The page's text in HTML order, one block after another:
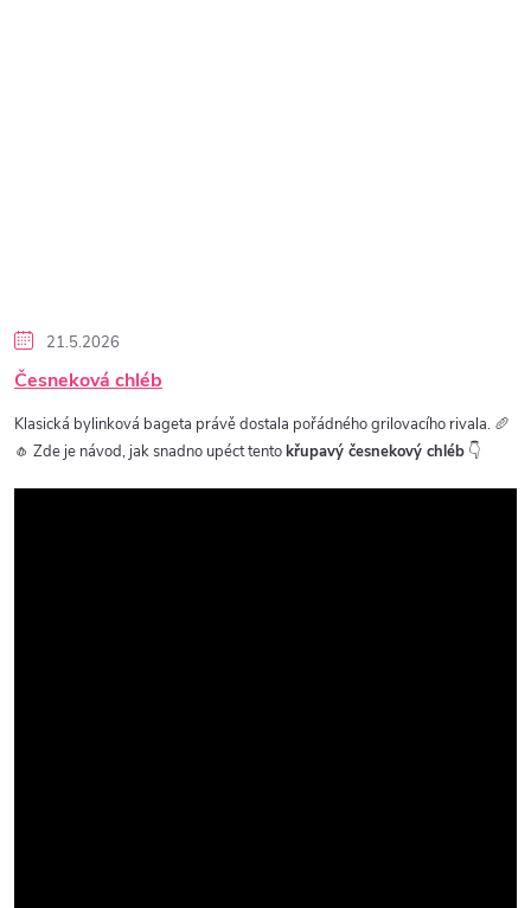
21.5.2026
Česneková chléb
Klasická bylinková bageta právě dostala pořádného grilovacího rivala. 🥖
🧄 Zde je návod, jak snadno upéct tentokřupavý česnekový chléb 👇